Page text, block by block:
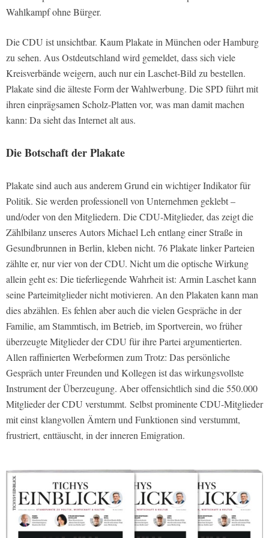
Wahlkampf ohne Bürger.
Die CDU ist unsichtbar. Kaum Plakate in München oder Hamburg
zu sehen. Aus Ostdeutschland wird gemeldet, dass sich viele
Kreisverbände weigern, auch nur ein Laschet-Bild zu bestellen.
Plakate sind die älteste Form der Wahlwerbung. Die SPD führt mit
ihren einprägsamen Scholz-Platten vor, was man damit machen
kann: Da sieht das Internet alt aus.
Die Botschaft der Plakate
Plakate sind auch aus anderem Grund ein wichtiger Indikator für
Politik. Sie werden professionell von Unternehmen geklebt –
und/oder von den Mitgliedern. Die CDU-Mitglieder, das zeigt die
Zählbilanz unseres Autors Michael Leh entlang einer Straße in
Gesundbrunnen in Berlin, kleben nicht. 76 Plakate linker Parteien
zählte er, nur vier von der CDU. Nicht um die optische Wirkung
allein geht es: Die tieferliegende Wahrheit ist: Armin Laschet kann
seine Parteimitglieder nicht motivieren. An den Plakaten kann man
dies abzählen. Es fehlen aber auch die vielen Gespräche in der
Familie, am Stammtisch, im Betrieb, im Sportverein, wo früher
überzeugte Mitglieder der CDU für ihre Partei argumentierten.
Allen raffinierten Werbeformen zum Trotz: Das persönliche
Gespräch unter Freunden und Kollegen ist das wirkungsvollste
Instrument der Überzeugung. Aber offensichtlich sind die 550.000
Mitglieder der CDU verstummt. Selbst prominente CDU-Mitglieder
mit einst klangvollen Ämtern und Funktionen sind verstummt,
frustriert, enttäuscht, in der inneren Emigration.